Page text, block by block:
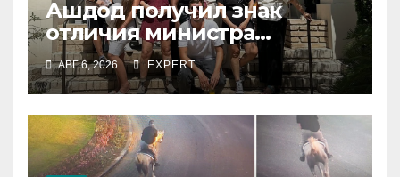
Ашдод получил знак
отличия министра
обороны за поддержку
резервистов
АВГ 6, 2026 EXPERT